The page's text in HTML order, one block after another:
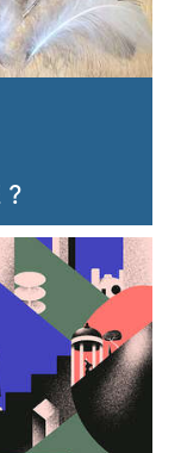
?